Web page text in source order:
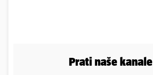
Prati naše kanale